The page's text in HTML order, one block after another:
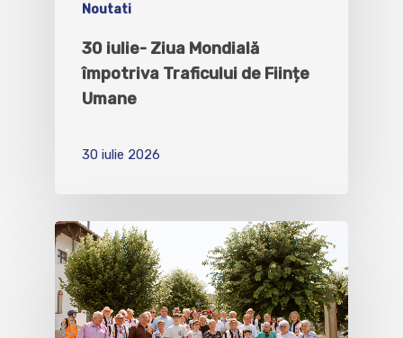
Noutati
30 iulie- Ziua Mondială
împotriva Traficului de Ființe
Umane
30 iulie 2026